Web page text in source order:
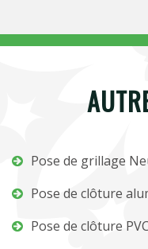
Pose de grillage
Pose de clôture
Pose de clôture